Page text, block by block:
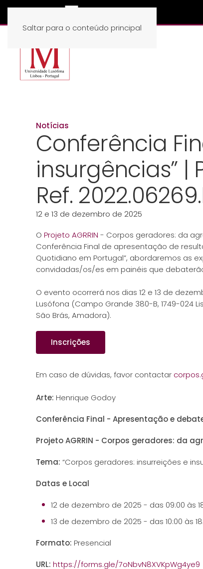
Saltar para o conteúdo principal
Notícias
Conferência
insurgências” |
Ref.
12 e 13 de dezembro de 2025
O Projeto AGRRIN - Corpos geradores: da
Conferência Final de apresentação de
Quotidiano em Portugal”, abordaremos as
convidadas/os/es em painéis que
O evento ocorrerá nos dias 12 e 13 de
Lusófona (Campo Grande 380-B, 1749-024
São Brás, Amadora).
Inscrições
Em caso de dúvidas, favor contactar
Arte: Henrique Godoy
Conferência Final - Apresentação e
Projeto AGRRIN - Corpos geradores: da
Tema: “Corpos geradores: insurreições e
Datas e Local
12 de dezembro de 2025 - das 09:00 às
13 de dezembro de 2025 - das 10:00 às
Formato: Presencial
URL: https://forms.gle/7oNbvN8XVKpWg4ye9